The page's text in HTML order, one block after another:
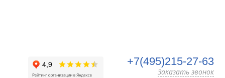
+7(495)215-27-63
Заказать звонок